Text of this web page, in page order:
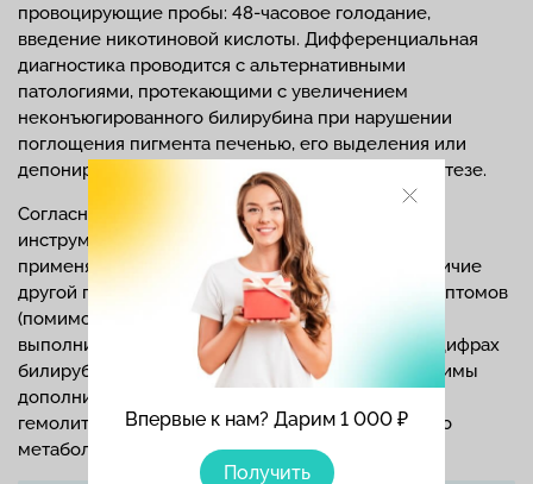
Впервые к нам? Дарим 1 000 ₽
Получить
провоцирующие пробы: 48-часовое голодание,
введение никотиновой кислоты. Дифференциальная
диагностика проводится с альтернативными
патологиями, протекающими с увеличением
неконъюгированного билирубина при нарушении
поглощения пигмента печенью, его выделения или
депонирования, а также при избыточном его синтезе.
Согласно клиническим рекомендациям, любые
инструментальные методы диагностики должны
применяться, только если врач подозревает наличие
другой патологии. Так при выявлении других симптомов
(помимо гипербилирубинемии) рекомендуется
выполнить УЗИ брюшной полости, при высоких цифрах
билирубина (свыше 90 мкмоль на литр) необходимы
дополнительные исследования для исключения
гемолитической болезни и других нарушений его
метаболизма.